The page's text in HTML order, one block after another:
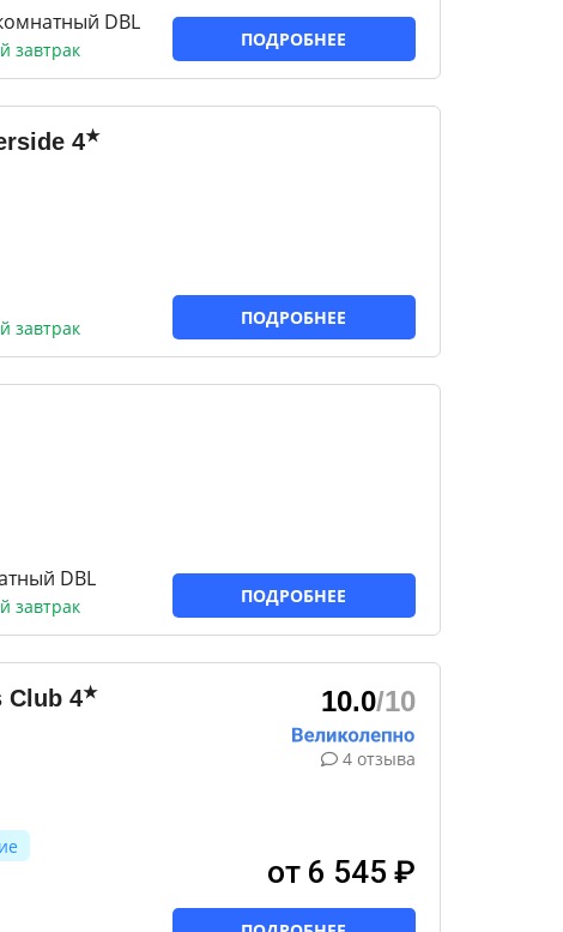
DBL
завтрак ПОДРОБНЕЕ
4★
завтрак ПОДРОБНЕЕ
DBL
завтрак ПОДРОБНЕЕ
Club 4★ 10.0/10
4 отзыва
от 6 545 ₽